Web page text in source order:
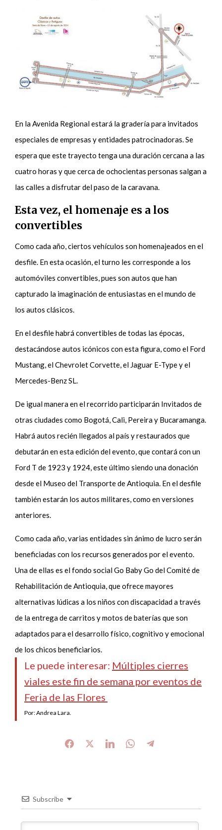
En la Avenida Regional estará la gradería para invitados
especiales de empresas y entidades patrocinadoras. Se
espera que este trayecto tenga una duración cercana a las
cuatro horas y que cerca de ochocientas personas salgan a
las calles a disfrutar del paso de la caravana.
Esta vez, el homenaje es a los
convertibles
Como cada año, ciertos vehículos son homenajeados en el
desfile. En esta ocasión, el turno les corresponde a los
automóviles convertibles, pues son autos que han
capturado la imaginación de entusiastas en el mundo de
los autos clásicos.
En el desfile habrá convertibles de todas las épocas,
destacándose autos icónicos con esta figura, como el Ford
Mustang, el Chevrolet Corvette, el Jaguar E-Type y el
Mercedes-Benz SL.
De igual manera en el recorrido participarán Invitados de
otras ciudades como Bogotá, Cali, Pereira y Bucaramanga.
Habrá autos recién llegados al país y restaurados que
debutarán en esta edición del evento, que contará con un
Ford T de 1923 y 1924, este último siendo una donación
desde el Museo del Transporte de Antioquia. En el desfile
también estarán los autos militares, como en versiones
anteriores.
Como cada año, varias entidades sin ánimo de lucro serán
beneficiadas con los recursos generados por el evento.
Una de ellas es el fondo social Go Baby Go del Comité de
Rehabilitación de Antioquia, que ofrece mayores
alternativas lúdicas a los niños con discapacidad a través
de la entrega de carritos y motos de baterías que son
adaptados para el desarrollo físico, cognitivo y emocional
de los chicos beneficiarios.
Le puede interesar: Múltiples cierres
viales este fin de semana por eventos de
Feria de las Flores
Por: Andrea Lara.
Subscribe